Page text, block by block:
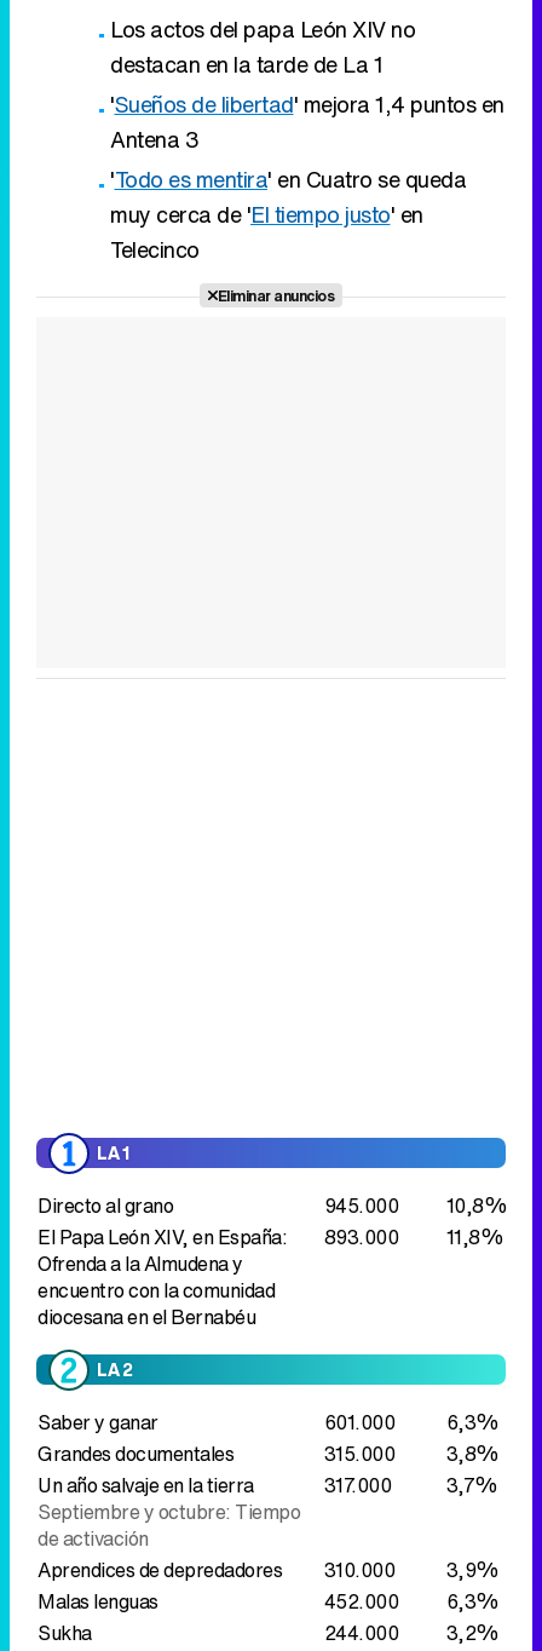
Los actos del papa León XIV no
destacan en la tarde de La 1
'Sueños de libertad' mejora 1,4 puntos en
Antena 3
'Todo es mentira' en Cuatro se queda
muy cerca de 'El tiempo justo' en
Telecinco
Eliminar anuncios
LA 1
Directo al grano 945.000
10,8%
El Papa León XIV, en España:
Ofrenda a la Almudena y
encuentro con la comunidad
diocesana en el Bernabéu
893.000 11,8%
LA 2
Saber y ganar 601.000
6,3%
Grandes documentales
315.000
3,8%
Un año salvaje en la tierra
Septiembre y octubre: Tiempo
de activación
317.000 3,7%
Aprendices de depredadores 310.000
3,9%
Malas lenguas
452.000
6,3%
Sukha
244.000
3,2%